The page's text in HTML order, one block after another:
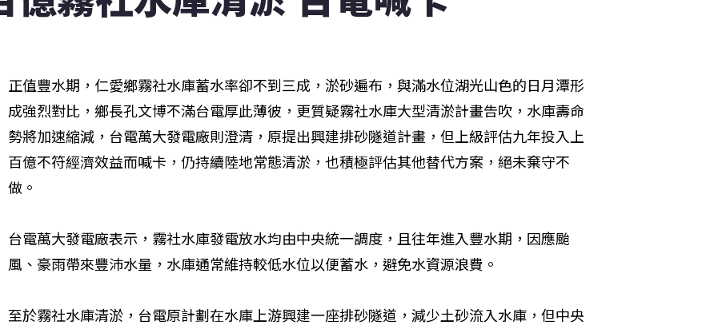
正值豐水期，仁愛鄉霧社水庫蓄水率卻不到三成，淤砂遍布，與滿水位湖光山色的日月潭形
成強烈對比，鄉長孔文博不滿台電厚此薄彼，更質疑霧社水庫大型清淤計畫告吹，水庫壽命
勢將加速縮減，台電萬大發電廠則澄清，原提出興建排砂隧道計畫，但上級評估九年投入上
百億不符經濟效益而喊卡，仍持續陸地常態清淤，也積極評估其他替代方案，絕未棄守不
做。
台電萬大發電廠表示，霧社水庫發電放水均由中央統一調度，且往年進入豐水期，因應颱
風、豪雨帶來豐沛水量，水庫通常維持較低水位以便蓄水，避免水資源浪費。
至於霧社水庫清淤，台電原計劃在水庫上游興建一座排砂隧道，減少土砂流入水庫，但中央